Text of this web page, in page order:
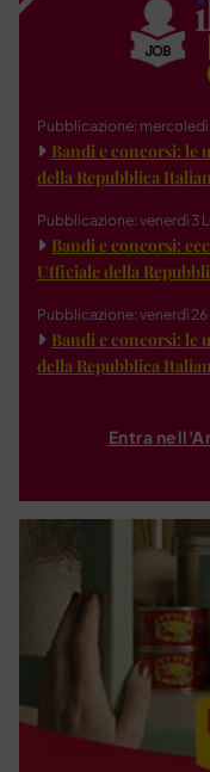
Pubblicazione:
Bandi e concorsi: le
della Repubblica
Pubblicazione: venerdì 3
Bandi e concorsi:
Ufficiale della
Pubblicazione: venerdì
Bandi e concorsi: le
della Repubblica
Entra